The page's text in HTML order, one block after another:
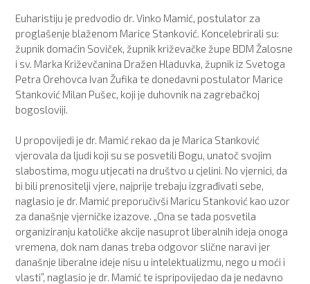
Euharistiju je predvodio dr. Vinko Mamić, postulator za
proglašenje blaženom Marice Stanković. Koncelebrirali su:
župnik domaćin Soviček, župnik križevačke župe BDM Žalosne
i sv. Marka Križevčanina Dražen Hladuvka, župnik iz Svetoga
Petra Orehovca Ivan Žufika te donedavni postulator Marice
Stanković Milan Pušec, koji je duhovnik na zagrebačkoj
bogosloviji.
U propovijedi je dr. Mamić rekao da je Marica Stanković
vjerovala da ljudi koji su se posvetili Bogu, unatoč svojim
slabostima, mogu utjecati na društvo u cjelini. No vjernici, da
bi bili prenositelji vjere, najprije trebaju izgrađivati sebe,
naglasio je dr. Mamić preporučivši Maricu Stanković kao uzor
za današnje vjerničke izazove. „Ona se tada posvetila
organiziranju katoličke akcije nasuprot liberalnih ideja onoga
vremena, dok nam danas treba odgovor slične naravi jer
današnje liberalne ideje nisu u intelektualizmu, nego u moći i
vlasti”, naglasio je dr. Mamić te ispripovijedao da je nedavno